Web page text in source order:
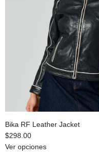
Bika RF Leather Jacket
$298.00
Ver opciones